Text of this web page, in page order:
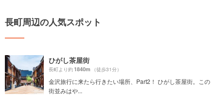
長町周辺の人気スポット
ひがし茶屋街
長町より約1840m （徒歩31分）
金沢旅行に来たら行きたい場所、Part2！ ひがし茶屋街。この
街並みはや...